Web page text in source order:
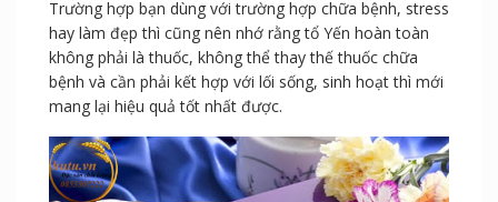
Trường hợp bạn dùng với trường hợp chữa bệnh, stress
hay làm đẹp thì cũng nên nhớ rằng tổ Yến hoàn toàn
không phải là thuốc, không thể thay thế thuốc chữa
bệnh và cần phải kết hợp với lối sống, sinh hoạt thì mới
mang lại hiệu quả tốt nhất được.